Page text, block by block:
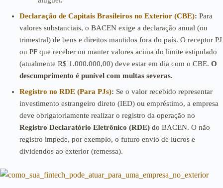
Declaração de Capitais Brasileiros no Exterior (CBE): Para
valores substanciais, o BACEN exige a declaração anual (ou
trimestral) de bens e direitos mantidos fora do país. O receptor PJ
ou PF que receber ou manter valores acima do limite estipulado
(atualmente R$ 1.000.000,00) deve estar em dia com o CBE. O
descumprimento é punível com multas severas.
Registro no RDE (Para PJs): Se o valor recebido representar
investimento estrangeiro direto (IED) ou empréstimo, a empresa
deve obrigatoriamente realizar o registro da operação no
Registro Declaratório Eletrônico (RDE)do BACEN. O não
registro impede, por exemplo, o futuro envio de lucros e
dividendos ao exterior (remessa).